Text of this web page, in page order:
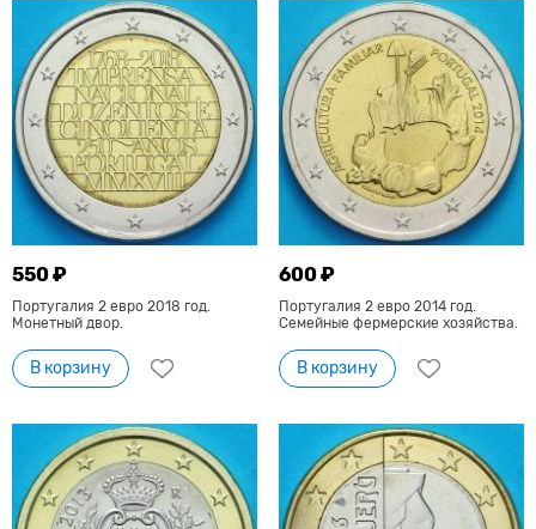
550 ₽
Португалия 2 евро 2018 год.
Монетный двор.
В корзину
600 ₽
Португалия 2 евро 2014 год.
Семейные фермерские хозяйства.
В корзину